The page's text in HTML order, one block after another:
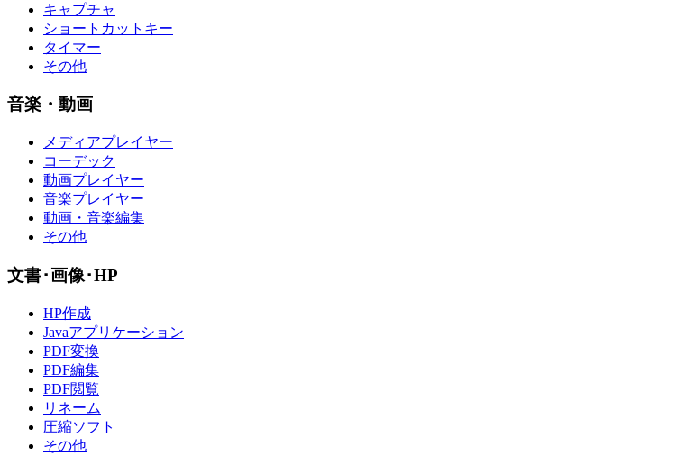
キャプチャ
ショートカットキー
タイマー
その他
音楽・動画
メディアプレイヤー
コーデック
動画プレイヤー
音楽プレイヤー
動画・音楽編集
その他
文書･画像･HP
HP作成
Javaアプリケーション
PDF変換
PDF編集
PDF閲覧
リネーム
圧縮ソフト
その他